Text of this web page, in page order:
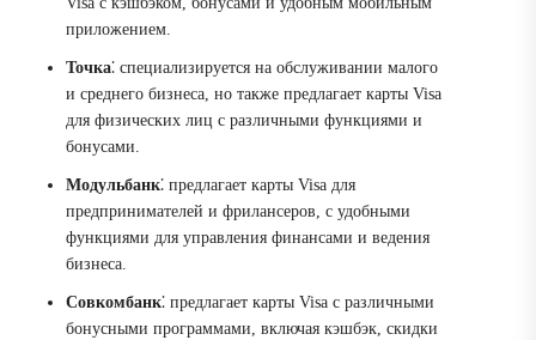
приложением.
Точка⁚ специализируется на обслуживании малого
и среднего бизнеса, но также предлагает карты Visa
для физических лиц с различными функциями и
бонусами.
Модульбанк⁚ предлагает карты Visa для
предпринимателей и фрилансеров, с удобными
функциями для управления финансами и ведения
бизнеса.
Совкомбанк⁚ предлагает карты Visa с различными
бонусными программами, включая кэшбэк, скидки